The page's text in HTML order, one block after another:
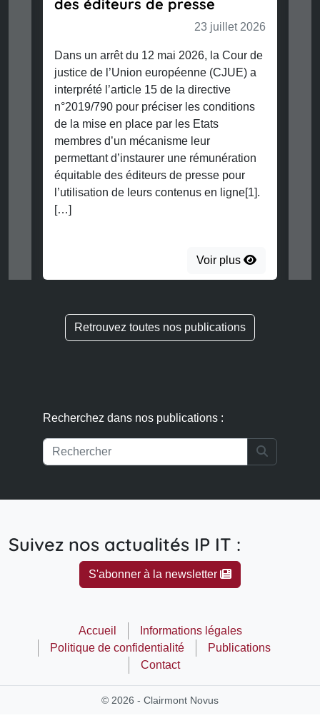
des éditeurs de presse
23 juillet 2026
Dans un arrêt du 12 mai 2026, la Cour de
justice de l’Union européenne (CJUE) a
interprété l’article 15 de la directive
n°2019/790 pour préciser les conditions
de la mise en place par les Etats
membres d’un mécanisme leur
permettant d’instaurer une rémunération
équitable des éditeurs de presse pour
l’utilisation de leurs contenus en ligne[1].
[…]
Voir plus
Retrouvez toutes nos publications
Recherchez dans nos publications :
Suivez nos actualités IP IT :
S'abonner à la newsletter
Accueil
Informations légales
Politique de confidentialité
Publications
Contact
© 2026 - Clairmont Novus